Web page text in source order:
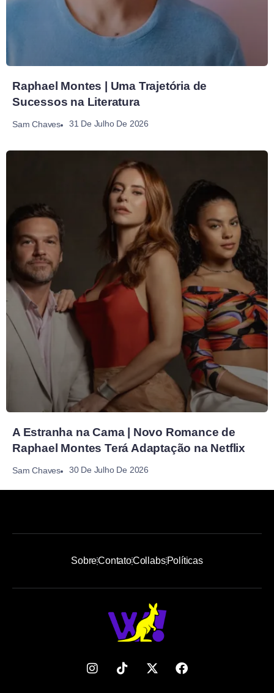
Raphael Montes | Uma Trajetória de
Sucessos na Literatura
Sam Chaves 31 De Julho De 2026
A Estranha na Cama | Novo Romance de
Raphael Montes Terá Adaptação na Netflix
Sam Chaves 30 De Julho De 2026
SobreContatoCollabsPolíticas